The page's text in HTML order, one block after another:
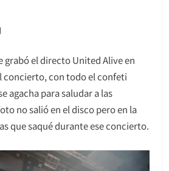
grabó el directo United Alive en
concierto, con todo el confeti
agacha para saludar a las
no salió en el disco pero en la
que saqué durante ese concierto.